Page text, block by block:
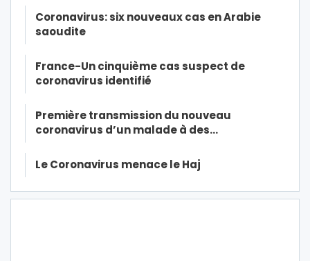
Coronavirus: six nouveaux cas en Arabie
saoudite
France-Un cinquième cas suspect de
coronavirus identifié
Première transmission du nouveau
coronavirus d’un malade à des…
Le Coronavirus menace le Haj